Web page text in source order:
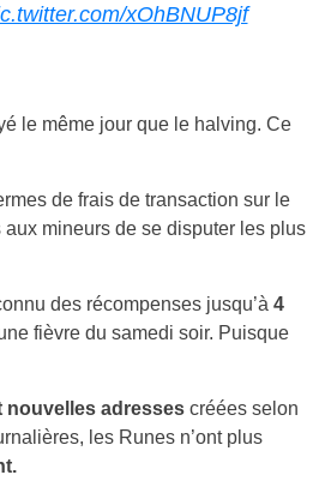
xOhBNUP8jf
le même jour que le halving. Ce
de frais de transaction sur le
mineurs de se disputer les plus
des récompenses jusqu’à 4
fièvre du samedi soir. Puisque
nouvelles adressescréées selon
les Runes n’ont plus